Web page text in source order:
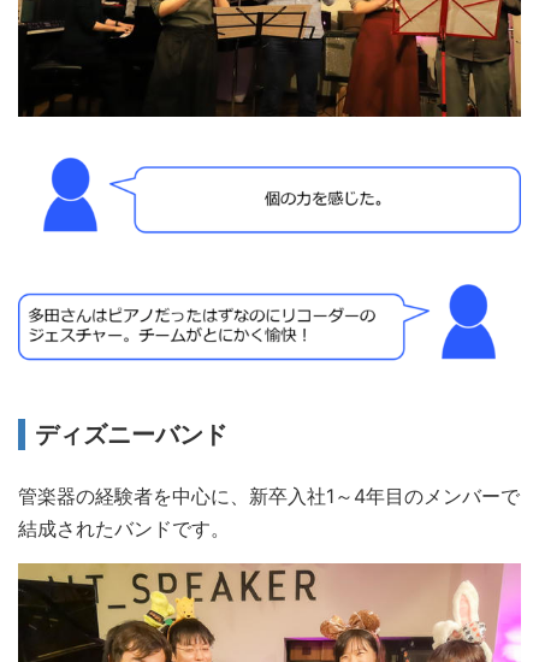
ディズニーバンド
管楽器の経験者を中心に、新卒入社1～4年目のメンバーで
結成されたバンドです。